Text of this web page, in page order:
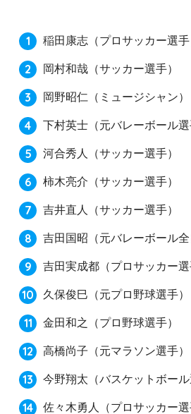
稲田康志 （プロサッカー選手
岡村和哉 （サッカー選手）
岡野昭仁 （ミュージシャン）
下村英士 （元バレーボール選
河合秀人 （サッカー選手）
柿木亮介 （サッカー選手）
吉井直人 （サッカー選手）
吉田国昭 （元バレーボール
吉田実成都 （プロサッカー選
久保俊巳 （元プロ野球選手）
金田和之 （プロ野球選手）
高橋尚子 （元マラソン選手）
今野翔太 （バスケットボール
佐々木勇人 （プロサッカー選